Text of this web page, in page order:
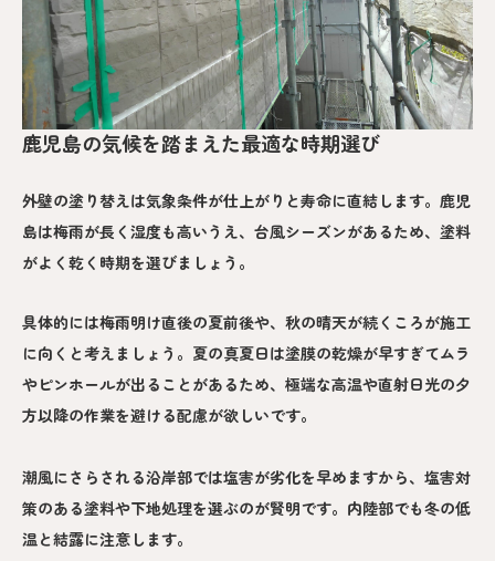
鹿児島の気候を踏まえた最適な時期選び
外壁の塗り替えは気象条件が仕上がりと寿命に直結します。鹿児
島は梅雨が長く湿度も高いうえ、台風シーズンがあるため、塗料
がよく乾く時期を選びましょう。
具体的には梅雨明け直後の夏前後や、秋の晴天が続くころが施工
に向くと考えましょう。夏の真夏日は塗膜の乾燥が早すぎてムラ
やピンホールが出ることがあるため、極端な高温や直射日光の夕
方以降の作業を避ける配慮が欲しいです。
潮風にさらされる沿岸部では塩害が劣化を早めますから、塩害対
策のある塗料や下地処理を選ぶのが賢明です。内陸部でも冬の低
温と結露に注意します。